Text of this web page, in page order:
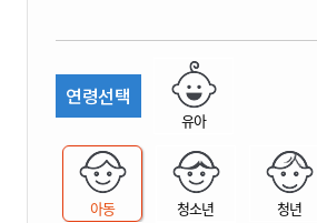
연령선택
유아
아동 청소년 청년